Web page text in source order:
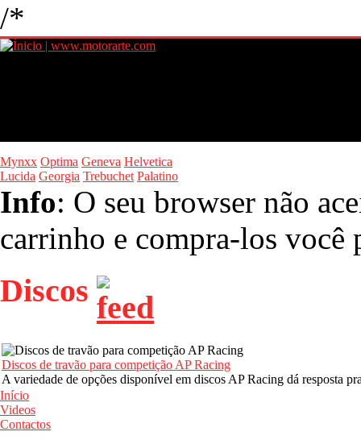
/*
Mynxx Optima Geneva Helvetica
Lucida Georgia Trebuchet Palatino
Info: O seu browser não
carrinho e compra-los você
Discos
Discos de travão para competição AP Racing
A variedade de opções disponível em discos AP Racing dá resposta
Início
Videos
Contactos